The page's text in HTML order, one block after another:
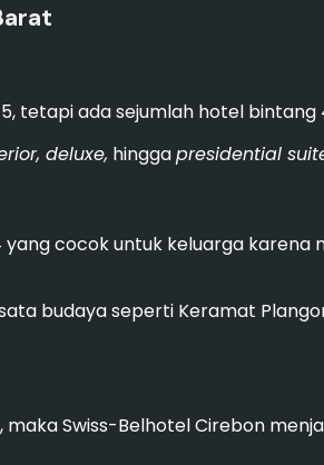
tetapi ada sejumlah hotel
deluxe, hinggapresidential
cocok untuk keluarga
budaya seperti Keramat
, maka Swiss-Belhotel Cirebon